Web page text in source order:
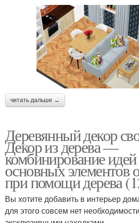
читать дальше →
Деревянный декор
Декор из дерева —
комбинирование
основных элементов
при помощи дерева
Вы хотите добавить в интерьер
для этого совсем нет